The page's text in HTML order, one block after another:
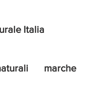
Italia
marche